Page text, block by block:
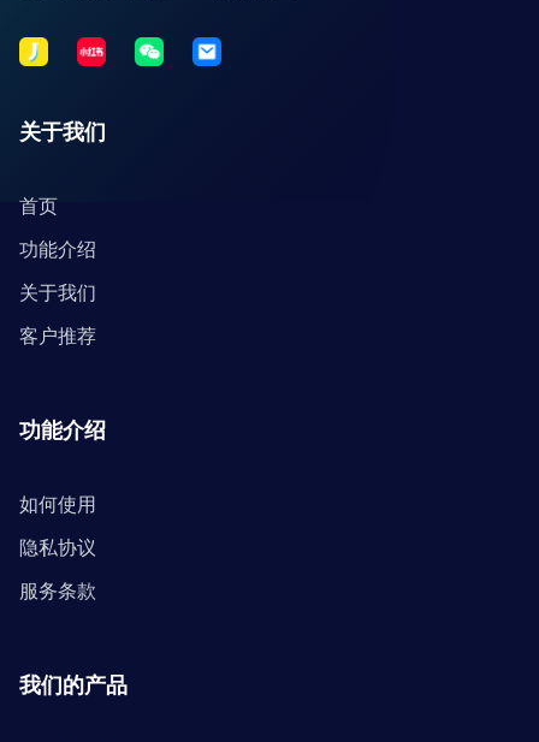
关于我们
首页
功能介绍
关于我们
客户推荐
功能介绍
如何使用
隐私协议
服务条款
我们的产品